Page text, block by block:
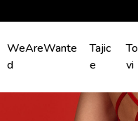
WeAreWante
d
Tajic
e
vi